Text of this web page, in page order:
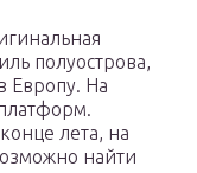
полуострова,
Европу. На
лета, на
найти